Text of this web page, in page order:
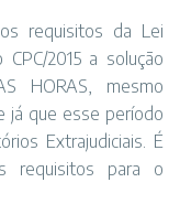
requisitos da Lei
2015 a solução
HORAS, mesmo
já que esse período
Extrajudiciais. É
requisitos para o